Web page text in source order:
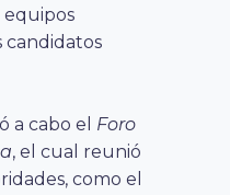
equipos
candidatos
a cabo el Foro
, el cual reunió
como el